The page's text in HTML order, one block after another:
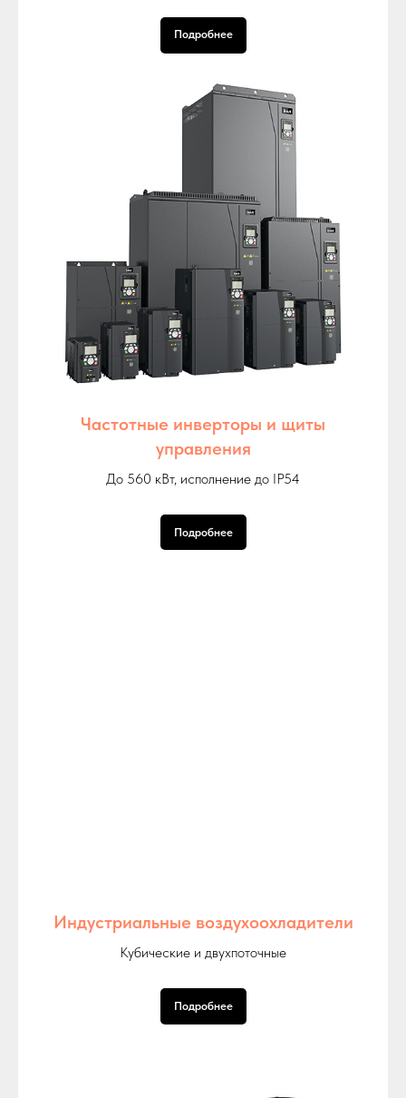
Подробнее
Частотные инверторы и щиты
управления
До 560 кВт, исполнение до IP54
Подробнее
Индустриальные воздухоохладители
Кубические и двухпоточные
Подробнее